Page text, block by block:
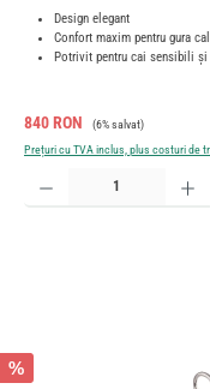
Design elegant
Confort maxim pentru gura
Potrivit pentru cai sensibili
Preț de vânzare:
840 RON Preț obișnuit:
(6% salvat)
Prețuri cu TVA inclus, plus costuri de
Cantitate produs: Introduceți
%